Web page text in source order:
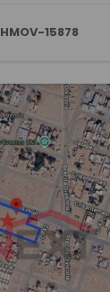
HMOV-15878